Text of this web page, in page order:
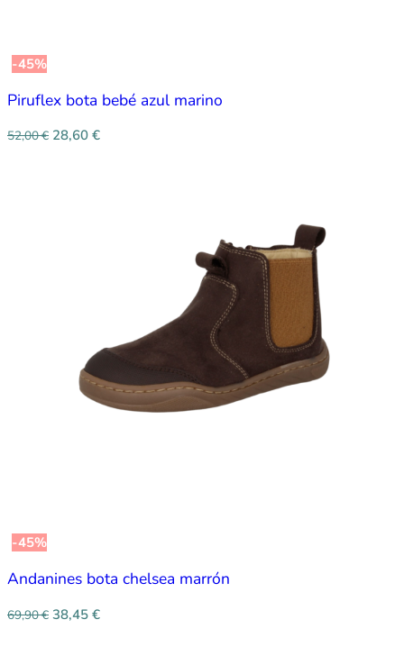
-45%
Piruflex bota bebé azul marino
52,00€ 28,60 €
-45%
Andanines bota chelsea marrón
69,90€ 38,45 €